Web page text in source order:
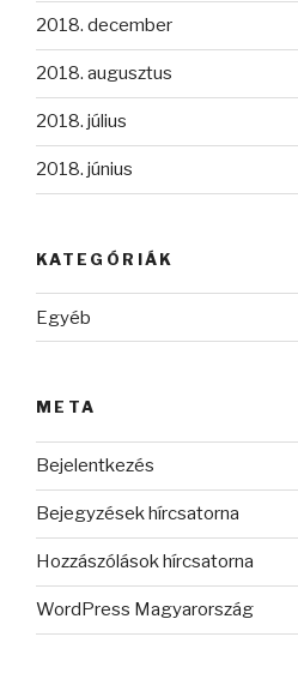
2018. december
2018. augusztus
2018. július
2018. június
KATEGÓRIÁK
Egyéb
META
Bejelentkezés
Bejegyzések hírcsatorna
Hozzászólások hírcsatorna
WordPress Magyarország